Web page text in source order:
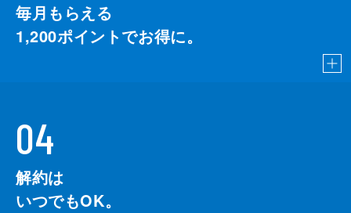
毎月もらえる
1,200ポイントでお得に。
04
解約は
いつでもOK。